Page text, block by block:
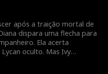
destino antes que seja
após a traição mortal de
dispara uma flecha para
Ela acerta
Lycan oculto. Mas Ivy